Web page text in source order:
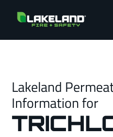
Lakeland
Information for